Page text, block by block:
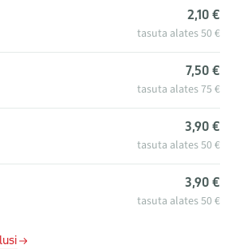
2,10 €
tasuta alates 50 €
7,50 €
tasuta alates 75 €
3,90 €
tasuta alates 50 €
3,90 €
tasuta alates 50 €